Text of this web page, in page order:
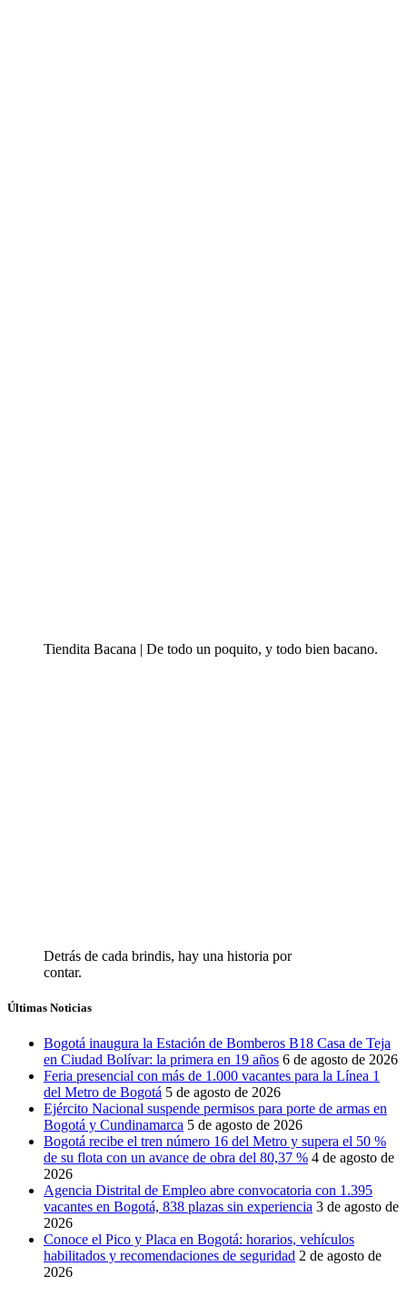
Tiendita Bacana | De todo un poquito, y todo bien bacano.
Detrás de cada brindis, hay una historia por
contar.
Últimas Noticias
Bogotá inaugura la Estación de Bomberos B18 Casa de Teja
en Ciudad Bolívar: la primera en 19 años 6 de agosto de 2026
Feria presencial con más de 1.000 vacantes para la Línea 1
del Metro de Bogotá 5 de agosto de 2026
Ejército Nacional suspende permisos para porte de armas en
Bogotá y Cundinamarca 5 de agosto de 2026
Bogotá recibe el tren número 16 del Metro y supera el 50 %
de su flota con un avance de obra del 80,37 % 4 de agosto de
2026
Agencia Distrital de Empleo abre convocatoria con 1.395
vacantes en Bogotá, 838 plazas sin experiencia 3 de agosto de
2026
Conoce el Pico y Placa en Bogotá: horarios, vehículos
habilitados y recomendaciones de seguridad 2 de agosto de
2026